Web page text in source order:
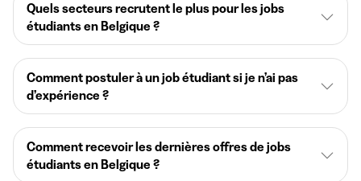
Quels secteurs recrutent le plus pour les jobs
étudiants en Belgique ?
Comment postuler à un job étudiant si je n’ai pas
d’expérience ?
Comment recevoir les dernières offres de jobs
étudiants en Belgique ?